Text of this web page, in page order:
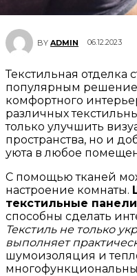
BY ADMIN 06.12.2023
Текстильная отделка
популярным
комфортного
различных
только улучшить
пространства, но и
уюта в любое
С помощью тканей
настроение комнаты.
текстильные панели
способны сделать
Текстиль не только
выполняет
шумоизоляция и